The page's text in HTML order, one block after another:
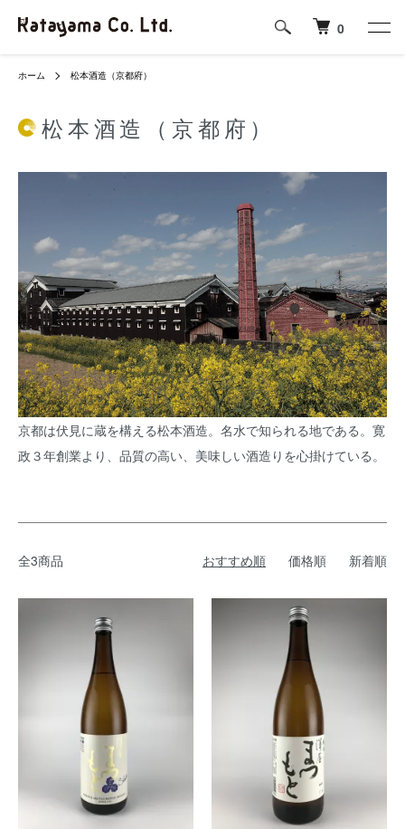
0
ホーム 松本酒造（京都府）
松本酒造（京都府）
京都は伏見に蔵を構える松本酒造。名水で知られる地である。寛
政３年創業より、品質の高い、美味しい酒造りを心掛けている。
全3商品 おすすめ順 価格順 新着順